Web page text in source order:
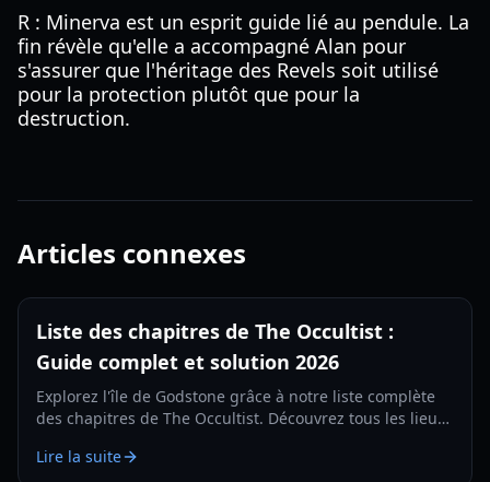
R : Minerva est un esprit guide lié au pendule. La
fin révèle qu'elle a accompagné Alan pour
s'assurer que l'héritage des Revels soit utilisé
pour la protection plutôt que pour la
destruction.
Articles connexes
Liste des chapitres de The Occultist :
Guide complet et solution 2026
Explorez l'île de Godstone grâce à notre liste complète
des chapitres de The Occultist. Découvrez tous les lieux,
dans ce guide d'horreur surnaturelle.
Lire la suite